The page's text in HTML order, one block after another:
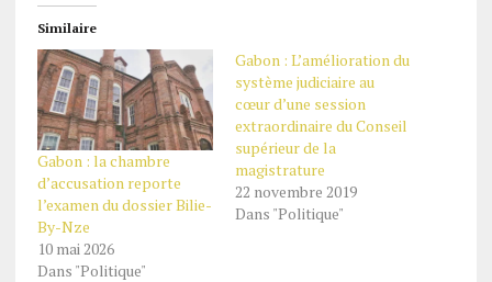
Similaire
Gabon : la chambre
d’accusation reporte
l’examen du dossier Bilie-
By-Nze
10 mai 2026
Dans "Politique"
Gabon : L’amélioration du
système judiciaire au
cœur d’une session
extraordinaire du Conseil
supérieur de la
magistrature
22 novembre 2019
Dans "Politique"